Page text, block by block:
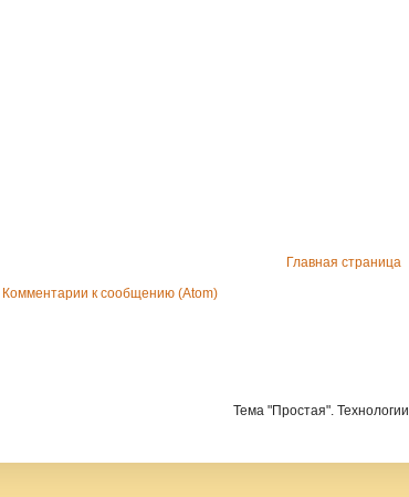
Главная страница
Комментарии к сообщению (Atom)
Тема "Простая". Технологии